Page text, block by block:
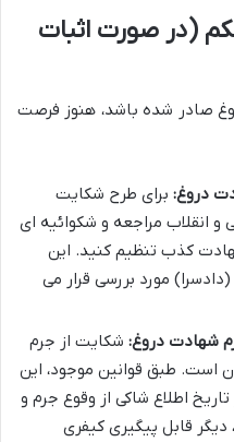
(در صورت اثبات
صادر شده باشد، هنوز فرصت
دروغ: برای طرح شکایت
و انقلاب مراجعه و شکوائیه ای
کذب تنظیم کنید. این
مورد بررسی قرار می
شهادت دروغ: شکایت از جرم
است. طبق قوانین موجود، این
اطلاع شاکی از وقوع جرم و
قابل پیگیری کیفری